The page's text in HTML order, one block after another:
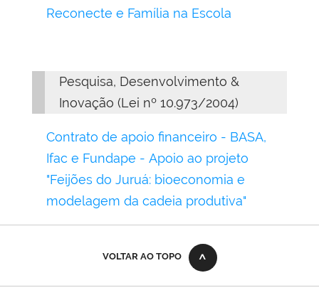
Reconecte e Família na Escola
Pesquisa, Desenvolvimento &
Inovação (Lei nº 10.973/2004)
Contrato de apoio financeiro - BASA,
Ifac e Fundape - Apoio ao projeto
"Feijões do Juruá: bioeconomia e
modelagem da cadeia produtiva"
VOLTAR AO TOPO